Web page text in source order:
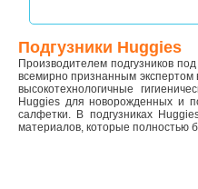
Подгузники Huggies
Производителем подгузников
всемирно признанным экспертом
высокотехнологичные
Huggies для новорожденных и
салфетки. В подгузниках
материалов, которые полностью